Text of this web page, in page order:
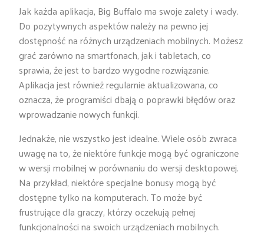
Jak każda aplikacja, Big Buffalo ma swoje zalety i wady.
Do pozytywnych aspektów należy na pewno jej
dostępność na różnych urządzeniach mobilnych. Możesz
grać zarówno na smartfonach, jak i tabletach, co
sprawia, że jest to bardzo wygodne rozwiązanie.
Aplikacja jest również regularnie aktualizowana, co
oznacza, że programiści dbają o poprawki błędów oraz
wprowadzanie nowych funkcji.
Jednakże, nie wszystko jest idealne. Wiele osób zwraca
uwagę na to, że niektóre funkcje mogą być ograniczone
w wersji mobilnej w porównaniu do wersji desktopowej.
Na przykład, niektóre specjalne bonusy mogą być
dostępne tylko na komputerach. To może być
frustrujące dla graczy, którzy oczekują pełnej
funkcjonalności na swoich urządzeniach mobilnych.